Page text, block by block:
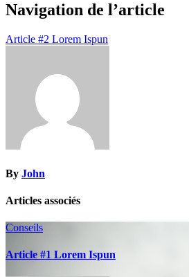
Navigation de l’article
Article #2 Lorem Ispun
By John
Articles associés
Conseils
Article #1 Lorem Ispun